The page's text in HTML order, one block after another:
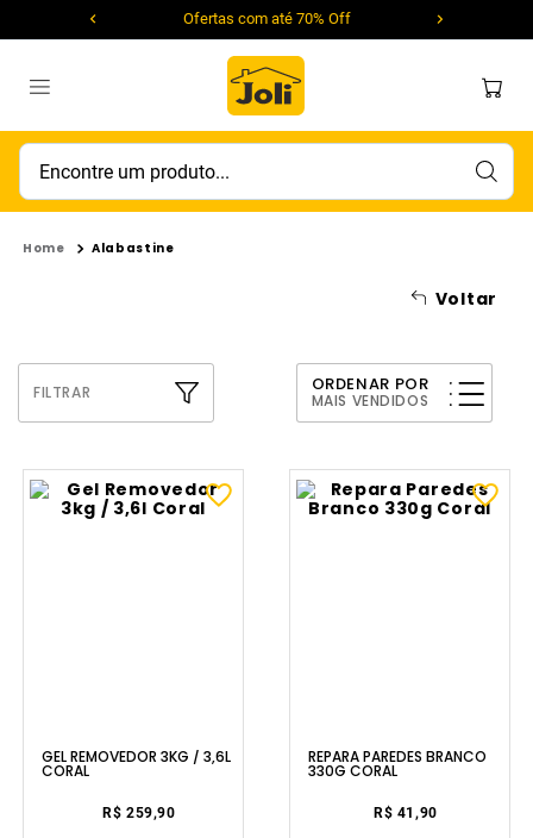
Ofertas com até 70% Off
Encontre um produto...
Voltar
Alabastine
FILTRAR ORDENAR POR
MAIS VENDIDOS
GEL REMOVEDOR 3KG / 3,6L
CORAL
R$ 259,90
REPARA PAREDES BRANCO
330G CORAL
R$ 41,90